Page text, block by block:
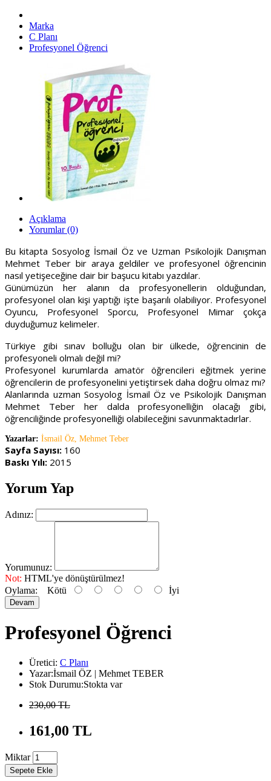
Marka
C Planı
Profesyonel Öğrenci
Açıklama
Yorumlar (0)
Bu kitapta Sosyolog İsmail Öz ve Uzman Psikolojik Danışman
Mehmet Teber bir araya geldiler ve profesyonel öğrencinin
nasıl yetişeceğine dair bir başucu kitabı yazdılar.
Günümüzün her alanın da profesyonellerin olduğundan,
profesyonel olan kişi yaptığı işte başarılı olabiliyor. Profesyonel
Oyuncu, Profesyonel Sporcu, Profesyonel Mimar çokça
duyduğumuz kelimeler.
Türkiye gibi sınav bolluğu olan bir ülkede, öğrencinin de
profesyoneli olmalı değil mi?
Profesyonel kurumlarda amatör öğrencileri eğitmek yerine
öğrencilerin de profesyonelini yetiştirsek daha doğru olmaz mı?
Alanlarında uzman Sosyolog İsmail Öz ve Psikolojik Danışman
Mehmet Teber her dalda profesyonelliğin olacağı gibi,
öğrenciliğinde profesyonelliği olabileceğini savunmaktadırlar.
Yazarlar: İsmail Öz, Mehmet Teber
Sayfa Sayısı: 160
Baskı Yılı: 2015
Yorum Yap
Adınız:
Yorumunuz:
Not: HTML'ye dönüştürülmez!
Oylama: Kötü İyi
Devam
Profesyonel Öğrenci
Üretici: C Planı
Yazar:İsmail ÖZ | Mehmet TEBER
Stok Durumu:Stokta var
230,00 TL
161,00 TL
Miktar
Sepete Ekle